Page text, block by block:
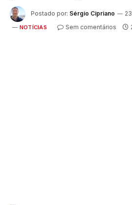
Postado por: Sérgio Cipriano
NOTÍCIAS Sem comentários